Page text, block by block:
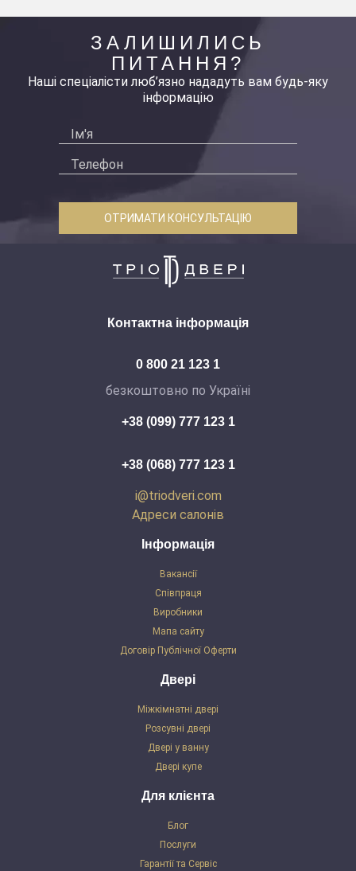
ЗАЛИШИЛИСЬ
ПИТАННЯ?
Наші спеціалісти люб’язно нададуть вам будь-яку
інформацію
ОТРИМАТИ КОНСУЛЬТАЦІЮ
Інформація
Вакансії
Співпраця
Виробники
Мапа сайту
Договір Публічної Оферти
Двері
Міжкімнатні двері
Розсувні двері
Двері у ванну
Двері купе
Для клієнта
Блог
Послуги
Гарантії та Сервіс
Контактна інформація
0 800 21 123 1
безкоштовно по Україні
+38 (099) 777 123 1
+38 (068) 777 123 1
i@triodveri.com
Адреси салонів